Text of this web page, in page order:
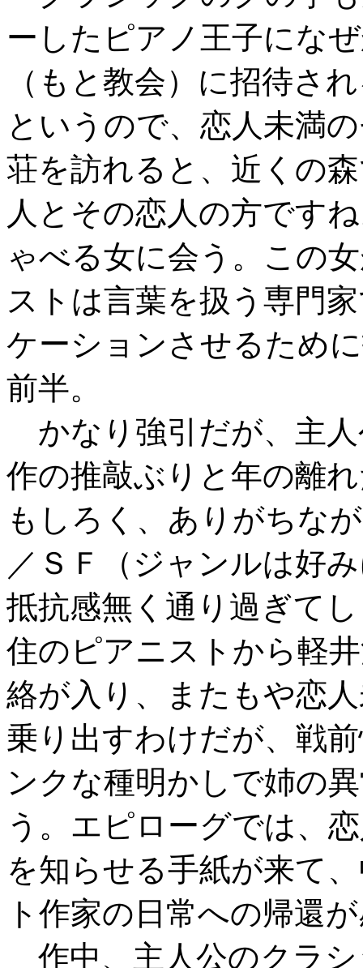
ーしたピアノ王子にな
（もと教会）に招待さ
というので、恋人未満
荘を訪れると、近くの
人とその恋人の方です
ゃべる女に会う。この
ストは言葉を扱う専門
ケーションさせるため
前半。
かなり強引だが、主
作の推敲ぶりと年の離
もしろく、ありがちな
／ＳＦ（ジャンルは好
抵抗感無く通り過ぎて
住のピアニストから軽
絡が入り、またもや恋
乗り出すわけだが、戦
ンクな種明かしで姉の
う。エピローグでは、
を知らせる手紙が来て
ト作家の日常への帰還
作中、主人公のクラ